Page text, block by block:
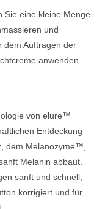
Sie eine kleine Menge
und
dem Auftragen der
anwenden.
von elure™
Entdeckung
dem Melanozyme™,
Melanin abbaut.
sanft und schnell,
korrigiert und für